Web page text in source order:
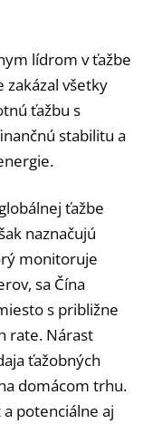
lídrom v ťažbe
zakázal všetky
ťažbu s
stabilitu a
ťažbe
naznačujú
monitoruje
sa Čína
s približne
rate. Nárast
ťažobných
domácom trhu.
potenciálne aj